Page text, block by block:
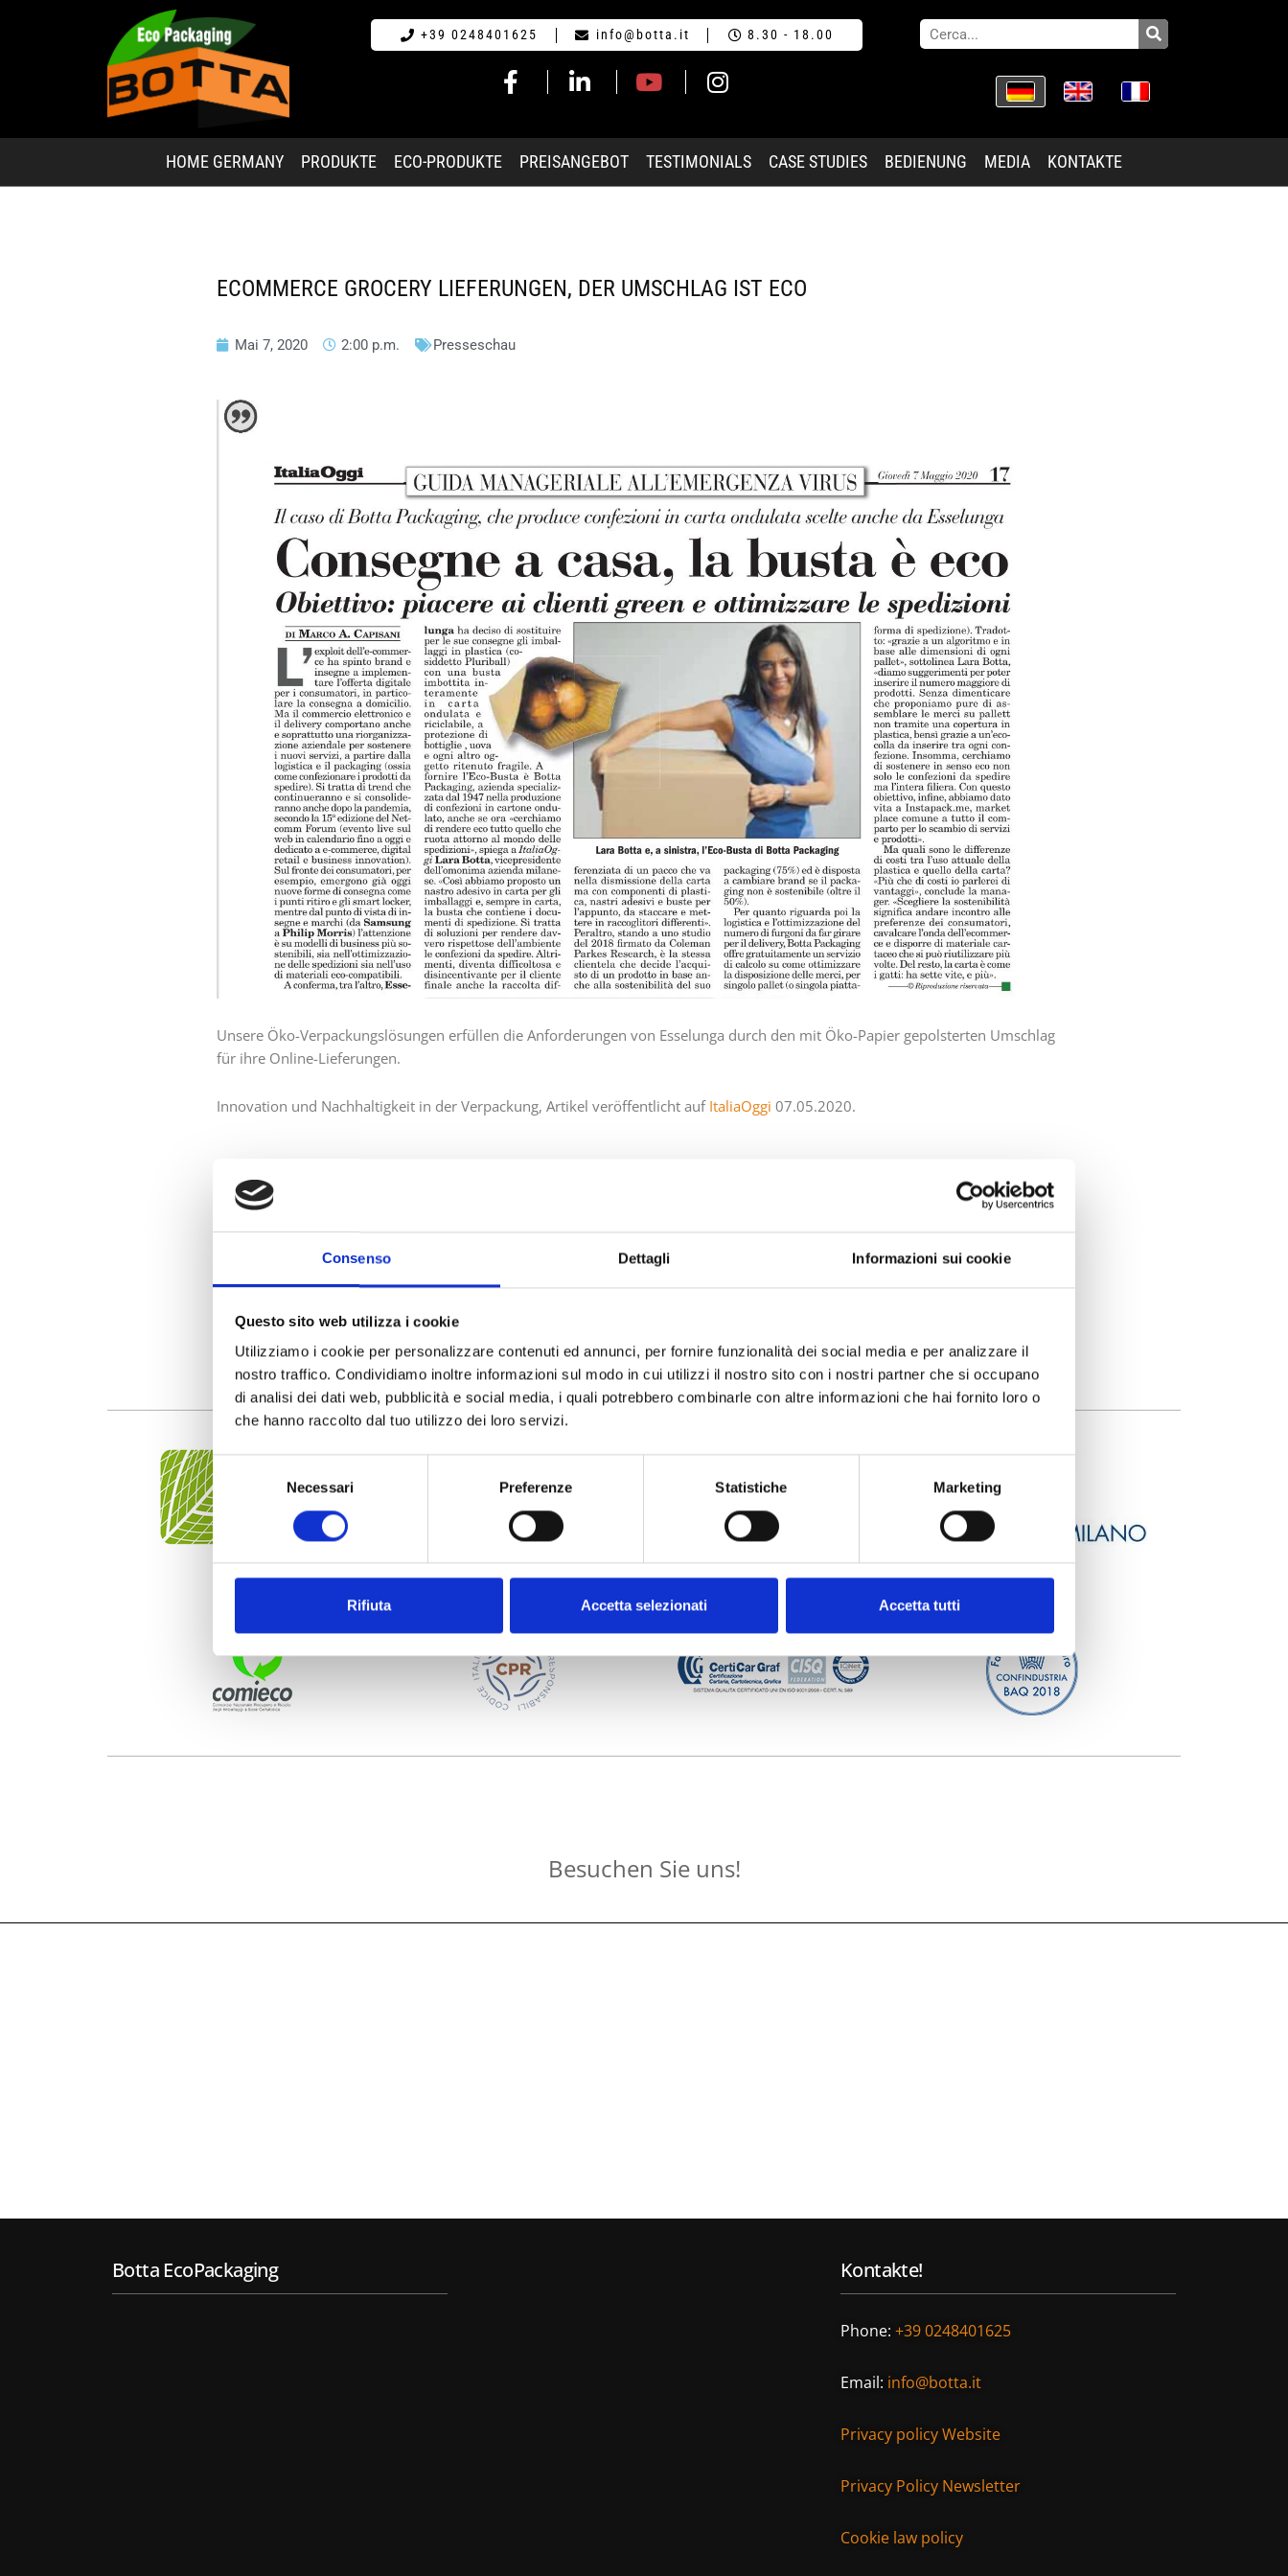
Consenso Dettagli Informazioni sui cookie
Questo sito web utilizza i cookie
Utilizziamo i cookie per personalizzare contenuti ed annunci, per fornire funzionalità dei social media e per analizzare il
nostro traffico. Condividiamo inoltre informazioni sul modo in cui utilizzi il nostro sito con i nostri partner che si occupano
di analisi dei dati web, pubblicità e social media, i quali potrebbero combinarle con altre informazioni che hai fornito loro o
che hanno raccolto dal tuo utilizzo dei loro servizi.
Selezione
del
consenso
Necessari Preferenze Statistiche Marketing
Rifiuta Accetta selezionati Accetta tutti
+39 0248401625 info@botta.it 8.30 - 18.00
HOME GERMANY PRODUKTE ECO-PRODUKTE PREISANGEBOT TESTIMONIALS CASE STUDIES BEDIENUNG MEDIA KONTAKTE
ECOMMERCE GROCERY LIEFERUNGEN, DER UMSCHLAG IST ECO
Mai 7, 2020 2:00 p.m. Presseschau
Unsere Öko-Verpackungslösungen erfüllen die Anforderungen von Esselunga durch den mit Öko-Papier gepolsterten Umschlag
für ihre Online-Lieferungen.
Innovation und Nachhaltigkeit in der Verpackung, Artikel veröffentlicht auf ItaliaOggi 07.05.2020.
INNOVATION UND NACHHALTIGKEIT: 2019 BEI BOTTA ECOPACKAGING BOTTA Packaging wird in Packaging Europe vorgestellt
Besuchen Sie uns!
Botta EcoPackaging Kontakte!
Phone: +39 0248401625
Email: info@botta.it
Privacy policy Website
Privacy Policy Newsletter
Cookie law policy